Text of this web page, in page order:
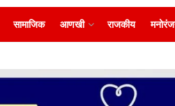
सामाजिक आणखी राजकीय